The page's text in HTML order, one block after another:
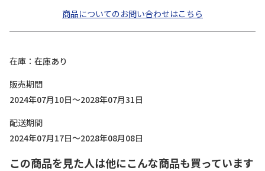
商品についてのお問い合わせはこちら
在庫
在庫あり
販売期間
2024年07月10日～2028年07月31日
配送期間
2024年07月17日～2028年08月08日
この商品を見た人は他にこんな商品も買っています